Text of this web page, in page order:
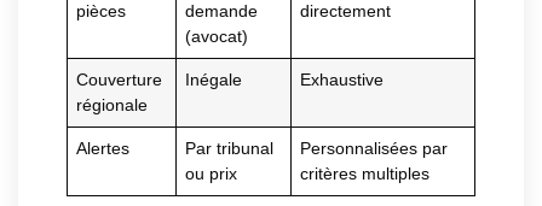
pièces
demande
(avocat)
directement
Couverture
régionale
Inégale Exhaustive
Alertes
Par tribunal
ou prix
Personnalisées par
critères multiples